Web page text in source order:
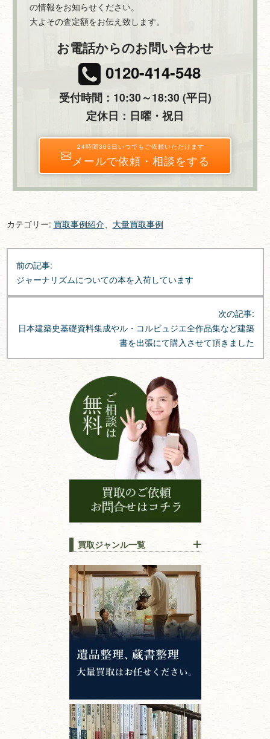
の情報をお知らせください。
大よその査定額をお伝え致します。
お電話からのお問い合わせ
0120-414-548
受付時間：10:30～18:30 (平日)
定休日：日曜・祝日
24時間365日いつでもご依頼いただけます
メールで依頼・相談をする
カテゴリー: 買取事例紹介、 大量買取事例
投
稿
ナ
ゲ
ー
シ
ョ
ン
前の記事:
ジャーナリズムについての本を入荷しています
次の記事:
日本建築史基礎資料集成やル・コルビュジエ全作品集など建築
書を出張にて購入させて頂きました
買取ジャンル一覧
江戸時代の書物
唐本・漢籍・
中国書物・朝鮮本
錦絵・浮世絵・版画・刷り物
専門書・ 学術書
哲学書・思想書
心理学・倫理学
仏教書